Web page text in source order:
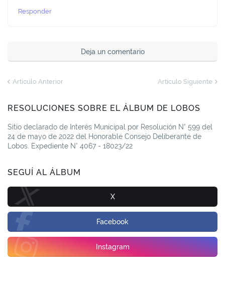
Responder
Deja un comentario
Artículo Anterior Artículo Siguiente
RESOLUCIONES SOBRE EL ÁLBUM DE LOBOS
Sitio declarado de Interés Municipal por Resolución N° 599 del
24 de mayo de 2022 del Honorable Consejo Deliberante de
Lobos. Expediente N° 4067 - 18023/22
SEGUÍ AL ÁLBUM
X
Facebook
Instagram